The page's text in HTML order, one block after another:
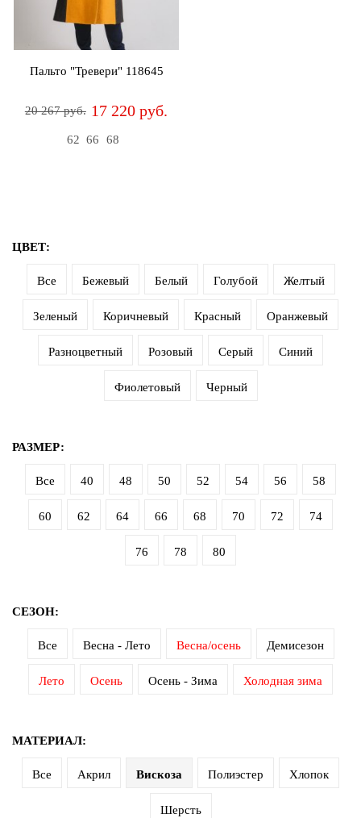
Пальто "Тревери" 118645
20 267 руб. 17 220 руб.
62 66 68
ЦВЕТ:
Все Бежевый Белый Голубой Желтый
Зеленый Коричневый Красный Оранжевый
Разноцветный Розовый Серый Синий
Фиолетовый Черный
РАЗМЕР:
Все 40 48 50 52 54 56 58
60 62 64 66 68 70 72 74
76 78 80
СЕЗОН:
Все Весна - Лето Весна/осень Демисезон
Лето Осень Осень - Зима Холодная зима
МАТЕРИАЛ:
Все Акрил Вискоза Полиэстер Хлопок
Шерсть